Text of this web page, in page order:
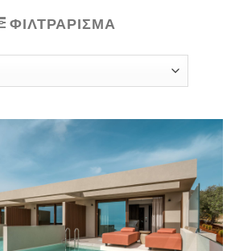
ΦΙΛΤΡΆΡΙΣΜΑ